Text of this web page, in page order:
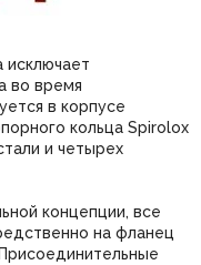
исключает
во время
в корпусе
кольца Spirolox
и четырех
концепции, все
на фланец